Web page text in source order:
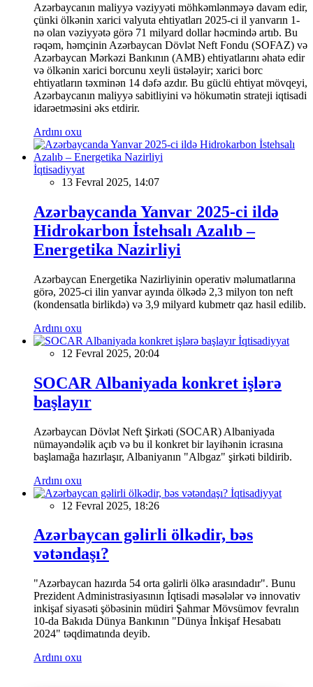
Azərbaycanın maliyyə vəziyyəti möhkəmlənməyə davam edir,
çünki ölkənin xarici valyuta ehtiyatları 2025-ci il yanvarın 1-
nə olan vəziyyətə görə 71 milyard dollar həcmində artıb. Bu
rəqəm, həmçinin Azərbaycan Dövlət Neft Fondu (SOFAZ) və
Azərbaycan Mərkəzi Bankının (AMB) ehtiyatlarını əhatə edir
və ölkənin xarici borcunu xeyli üstələyir; xarici borc
ehtiyatların təxminən 14 dəfə azdır. Bu güclü ehtiyat mövqeyi,
Azərbaycanın maliyyə sabitliyini və hökumətin strateji iqtisadi
idarəetməsini əks etdirir.
Ardını oxu
İqtisadiyyat
13 Fevral 2025, 14:07
Azərbaycanda Yanvar 2025-ci ildə
Hidrokarbon İstehsalı Azalıb –
Energetika Nazirliyi
Azərbaycan Energetika Nazirliyinin operativ məlumatlarına
görə, 2025-ci ilin yanvar ayında ölkədə 2,3 milyon ton neft
(kondensatla birlikdə) və 3,9 milyard kubmetr qaz hasil edilib.
Ardını oxu
İqtisadiyyat
12 Fevral 2025, 20:04
SOCAR Albaniyada konkret işlərə
başlayır
Azərbaycan Dövlət Neft Şirkəti (SOCAR) Albaniyada
nümayəndəlik açıb və bu il konkret bir layihənin icrasına
başlamağa hazırlaşır, Albaniyanın "Albgaz" şirkəti bildirib.
Ardını oxu
İqtisadiyyat
12 Fevral 2025, 18:26
Azərbaycan gəlirli ölkədir, bəs
vətəndaşı?
"Azərbaycan hazırda 54 orta gəlirli ölkə arasındadır". Bunu
Prezident Administrasiyasının İqtisadi məsələlər və innovativ
inkişaf siyasəti şöbəsinin müdiri Şahmar Mövsümov fevralın
10-da Bakıda Dünya Bankının "Dünya İnkişaf Hesabatı
2024" təqdimatında deyib.
Ardını oxu